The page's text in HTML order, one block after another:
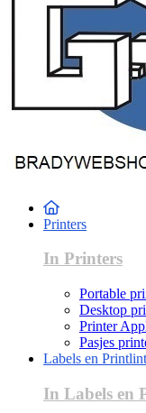
Printers
In Printers
Portable
Desktop
Printer
Pasjes
Labels en Printlint
In Labels en